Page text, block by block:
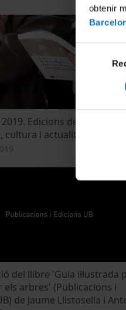
obtenir
Selecció
Edicions de la UB:
cultura i actualitat
del llibre 'Guia il·lustrada
els arbres' (Publicacions i
de Jaume Llistosella i